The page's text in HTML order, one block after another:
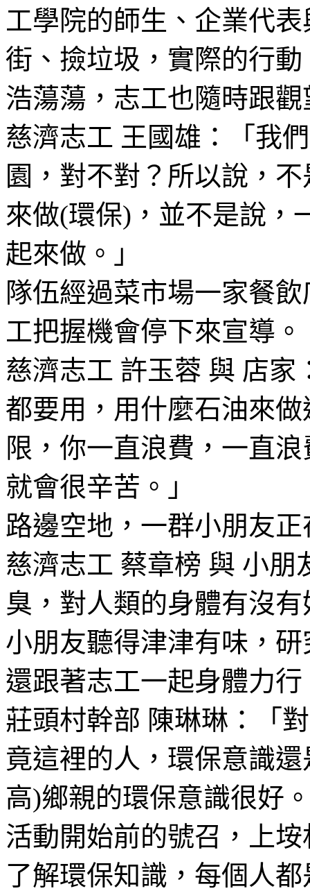
工學院的師生、企業代
街、撿垃圾，實際的行
浩蕩蕩，志工也隨時跟
慈濟志工 王國雄：「我
園，對不對？所以說，
來做(環保)，並不是說，
起來做。」
隊伍經過菜市場一家餐
工把握機會停下來宣導。
慈濟志工 許玉蓉 與 店
都要用，用什麼石油來
限，你一直浪費，一直
就會很辛苦。」
路邊空地，一群小朋友
慈濟志工 蔡章榜 與 小
臭，對人類的身體有沒
小朋友聽得津津有味，
還跟著志工一起身體力
莊頭村幹部 陳琳琳：「
竟這裡的人，環保意識
高)鄉親的環保意識很好
活動開始前的號召，上
了解環保知識，每個人